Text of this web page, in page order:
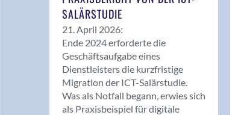
SALÄRSTUDIE
21. April 2026:
Ende 2024 erforderte die
Geschäftsaufgabe eines
Dienstleisters die kurzfristige
Migration der ICT-Salärstudie.
Was als Notfall begann, erwies sich
als Praxisbeispiel für digitale